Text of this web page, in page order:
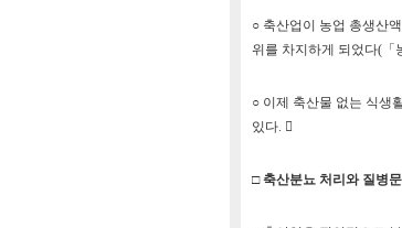
○ 축산업이 농업 총생산
위를 차지하게 되었다(「
○ 이제 축산물 없는 식생
있다. 
□ 축산분뇨 처리와 질병